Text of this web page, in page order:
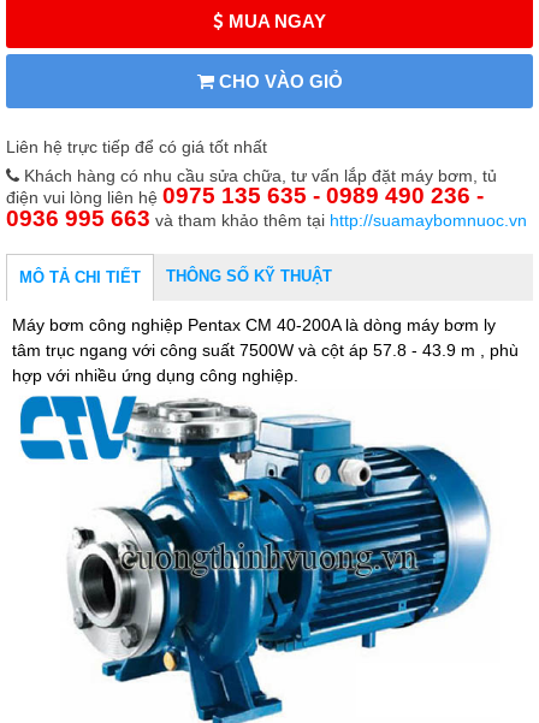
MUA NGAY
CHO VÀO GIỎ
Liên hệ trực tiếp để có giá tốt nhất
Khách hàng có nhu cầu sửa chữa, tư vấn lắp đặt máy bơm, tủ
điện vui lòng liên hệ 0975 135 635 - 0989 490 236 -
0936 995 663 và tham khảo thêm tại http://suamaybomnuoc.vn
MÔ TẢ CHI TIẾT THÔNG SỐ KỸ THUẬT
Máy bơm công nghiệp Pentax CM 40-200A là dòng máy bơm ly
tâm trục ngang với công suất 7500W và cột áp 57.8 - 43.9 m , phù
hợp với nhiều ứng dụng công nghiệp.